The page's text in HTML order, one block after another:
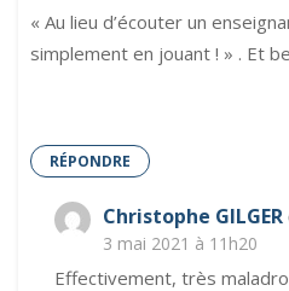
« Au lieu d’écouter un
simplement en jouant ! » . Et
RÉPONDRE
Christophe GILGER
3 mai 2021 à 11h20
Effectivement, très